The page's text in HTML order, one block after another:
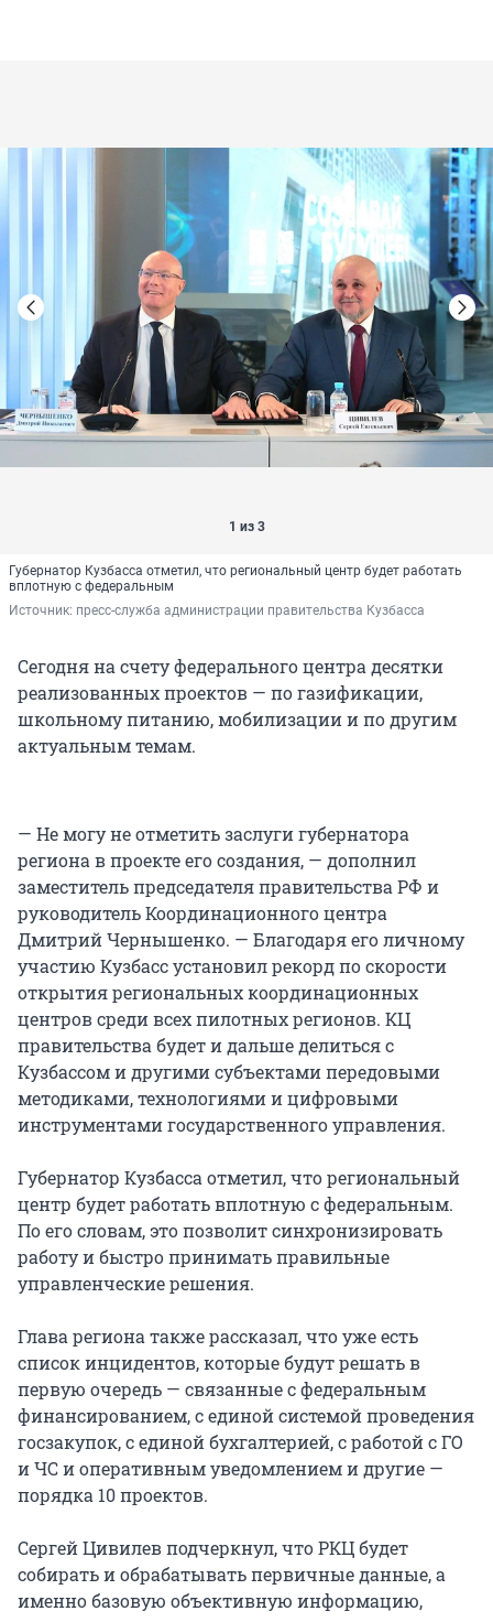
1 из 3
Губернатор Кузбасса отметил, что региональный центр будет работать
вплотную с федеральным
Источник: пресс-служба администрации правительства Кузбасса
Сегодня на счету федерального центра десятки
реализованных проектов — по газификации,
школьному питанию, мобилизации и по другим
актуальным темам.
— Не могу не отметить заслуги губернатора
региона в проекте его создания, — дополнил
заместитель председателя правительства РФ и
руководитель Координационного центра
Дмитрий Чернышенко. — Благодаря его личному
участию Кузбасс установил рекорд по скорости
открытия региональных координационных
центров среди всех пилотных регионов. КЦ
правительства будет и дальше делиться с
Кузбассом и другими субъектами передовыми
методиками, технологиями и цифровыми
инструментами государственного управления.
Губернатор Кузбасса отметил, что региональный
центр будет работать вплотную с федеральным.
По его словам, это позволит синхронизировать
работу и быстро принимать правильные
управленческие решения.
Глава региона также рассказал, что уже есть
список инцидентов, которые будут решать в
первую очередь — связанные с федеральным
финансированием, с единой системой проведения
госзакупок, с единой бухгалтерией, с работой с ГО
и ЧС и оперативным уведомлением и другие —
порядка 10 проектов.
Сергей Цивилев подчеркнул, что РКЦ будет
собирать и обрабатывать первичные данные, а
именно базовую объективную информацию,